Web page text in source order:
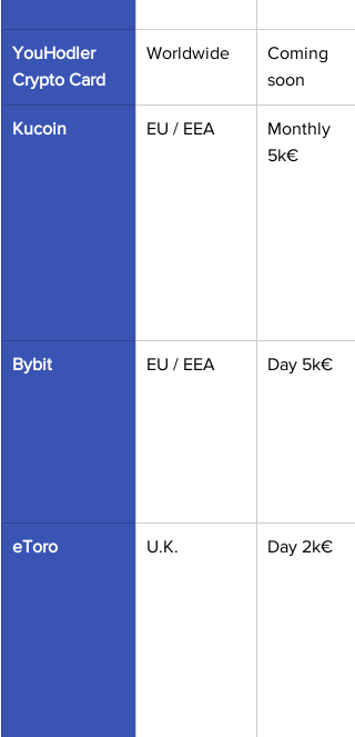
YouHodler
Crypto Card
Worldwide
Coming
soon
Kucoin EU / EEA
Monthly
5k€
Bybit EU / EEA Day 5k€
eToro U.K. Day 2k€